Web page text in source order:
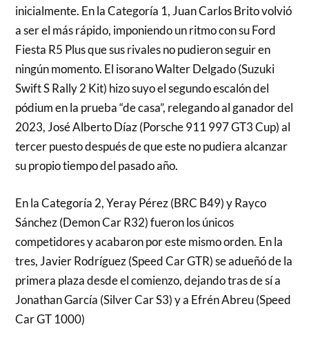
inicialmente. En la Categoría 1, Juan Carlos Brito volvió
a ser el más rápido, imponiendo un ritmo con su Ford
Fiesta R5 Plus que sus rivales no pudieron seguir en
ningún momento. El isorano Walter Delgado (Suzuki
Swift S Rally 2 Kit) hizo suyo el segundo escalón del
pódium en la prueba “de casa”, relegando al ganador del
2023, José Alberto Díaz (Porsche 911 997 GT3 Cup) al
tercer puesto después de que este no pudiera alcanzar
su propio tiempo del pasado año.
En la Categoría 2, Yeray Pérez (BRC B49) y Rayco
Sánchez (Demon Car R32) fueron los únicos
competidores y acabaron por este mismo orden. En la
tres, Javier Rodríguez (Speed Car GTR) se adueñó de la
primera plaza desde el comienzo, dejando tras de sí a
Jonathan García (Silver Car S3) y a Efrén Abreu (Speed
Car GT 1000)